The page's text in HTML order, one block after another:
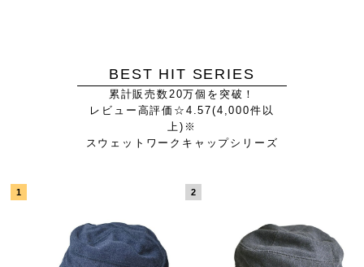
BEST HIT SERIES
累計販売数20万個を突破！
レビュー高評価☆4.57(4,000件以
上)※
スウェットワークキャップシリーズ